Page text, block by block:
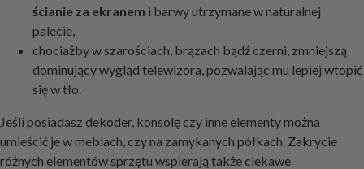
ścianie za ekranem i barwy utrzymane w naturalnej
palecie,
chociażby w szarościach, brązach bądź czerni, zmniejszą
dominujący wygląd telewizora, pozwalając mu lepiej wtopić
się w tło.
Jeśli posiadasz dekoder, konsolę czy inne elementy można
umieścić je w meblach, czy na zamykanych półkach. Zakrycie
różnych elementów sprzętu wspierają także ciekawe